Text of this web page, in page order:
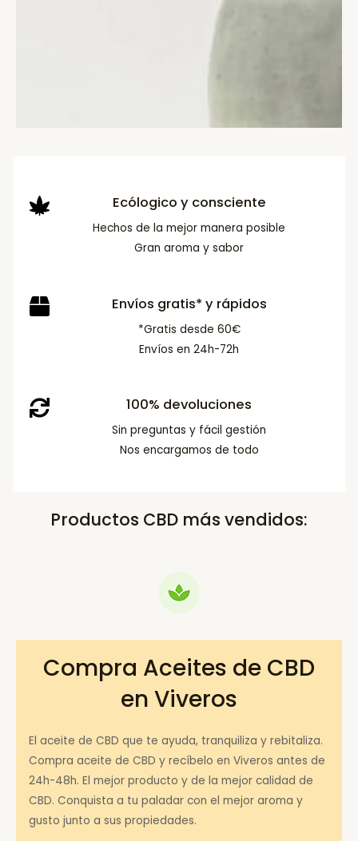
Ecólogico y consciente
Hechos de la mejor manera posible
Gran aroma y sabor
Envíos gratis* y rápidos
*Gratis desde 60€
Envíos en 24h-72h
100% devoluciones
Sin preguntas y fácil gestión
Nos encargamos de todo
Productos CBD más vendidos:
Compra Aceites de CBD
en Viveros
El aceite de CBD que te ayuda, tranquiliza y rebitaliza.
Compra aceite de CBD y recíbelo en Viveros antes de
24h-48h. El mejor producto y de la mejor calidad de
CBD. Conquista a tu paladar con el mejor aroma y
gusto junto a sus propiedades.